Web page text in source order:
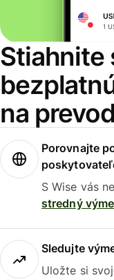
Stiahnite
na
Porovnajte
S Wise vás
stredný
Sledujte
Uložte si